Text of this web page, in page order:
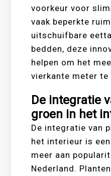
voorkeur voor
vaak beperkte
uitschuifbare
bedden, deze
helpen om het
vierkante meter te
De integratie
groen in het
De integratie van
het interieur is
meer aan
Nederland.